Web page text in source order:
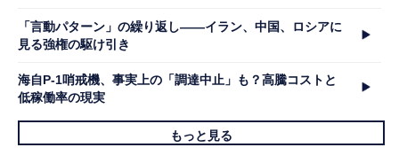
「言動パターン」の繰り返し――イラン、中国、ロシアに
見る強権の駆け引き
海自P-1哨戒機、事実上の「調達中止」も？高騰コストと
低稼働率の現実
もっと見る